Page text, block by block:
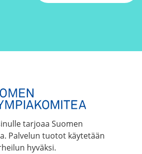
tarjoaa Suomen
Palvelun tuotot käytetään
hyväksi.